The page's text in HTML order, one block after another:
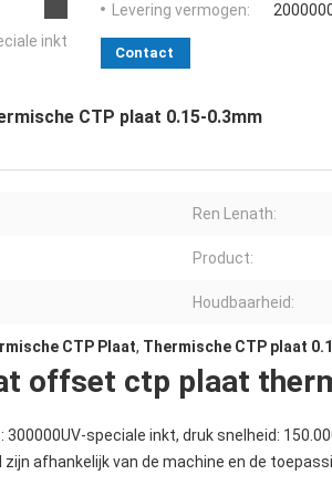
inkt
Levering vermogen:
Contact
CTP plaat 0.15-0.3mm
Ren Lenath:
Product:
Houdbaarheid:
CTP Plaat, Thermische CTP plaat
offset ctp plaat
speciale inkt, druk snelheid:
afhankelijk van de machine en de